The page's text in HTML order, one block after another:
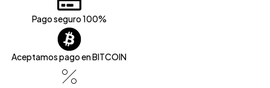
Pago seguro 100%
Aceptamos pago en BITCOIN